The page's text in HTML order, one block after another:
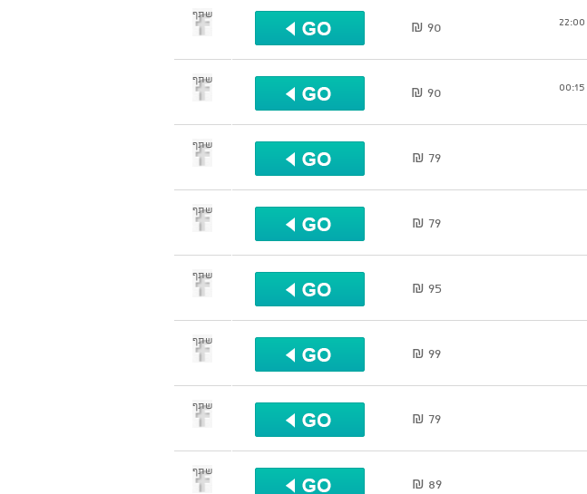
90 ₪
שתף
90 ₪
שתף
79 ₪
שתף
79 ₪
שתף
95 ₪
שתף
99 ₪
שתף
79 ₪
שתף
89 ₪
שתף